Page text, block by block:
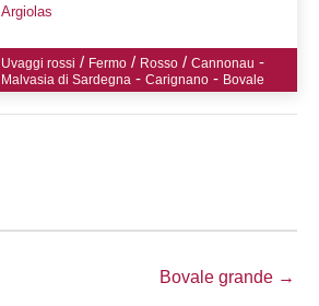
Argiolas
Uvaggi rossi / Fermo / Rosso /Cannonau -
Malvasia di Sardegna -Carignano - Bovale
Bovale grande →